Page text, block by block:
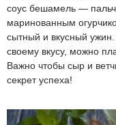
соус бешамель —
маринованным
сытный и вкусный
своему вкусу, можно
Важно чтобы сыр и
секрет успеха!